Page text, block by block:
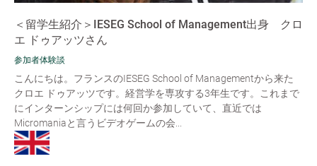
＜留学生紹介＞IESEG School of Management出身 クロ
エ ドゥアッツさん
参加者体験談
こんにちは。フランスのIESEG School of Managementから来た
クロエ ドゥアッツです。経営学を専攻する3年生です。これまで
にインターンシップには何回か参加していて、直近では
Micromaniaと言うビデオゲームの会...